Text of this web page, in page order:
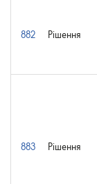
882 Рішення
883 Рішення